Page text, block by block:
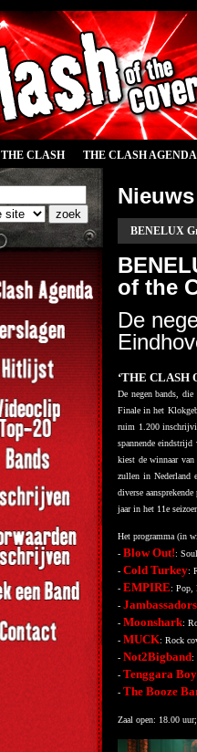
THE CLASH THE CLASH AGENDA
Nieuws
BENELUX
of the
De
‘THE CLASH
De negen bands,
Finale in het
ruim 1.200
spannende
kiest de winnaar
zullen in Nederland
diverse
jaar in het 11e
Het programma (in
- Blow Out!:
- Cold Turkey:
- EMPIRE: Pop,
- Jambassadors
- Moonshark:
- MUCK: Rock
- Not2Bigband:
- Tenggara
- The Booze
Zaal open: 18.00